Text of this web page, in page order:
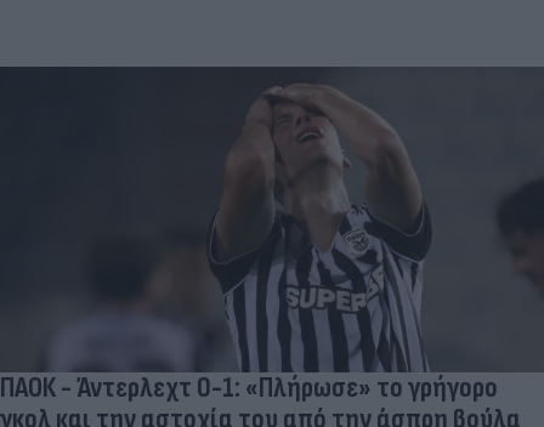
ΠΑΟΚ - Άντερλεχτ 0-1: «Πλήρωσε» το γρήγορο
γκολ και την αστοχία του από την άσπρη βούλα